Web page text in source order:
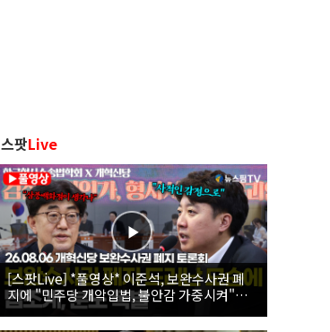
스팟Live
[스팟Live] *풀영상* 이준석, 보완수사권 폐
지에 "민주당 개악입법, 불안감 가중시켜"｜
26.08.06 개혁신당 보완수사권 폐지 토론회